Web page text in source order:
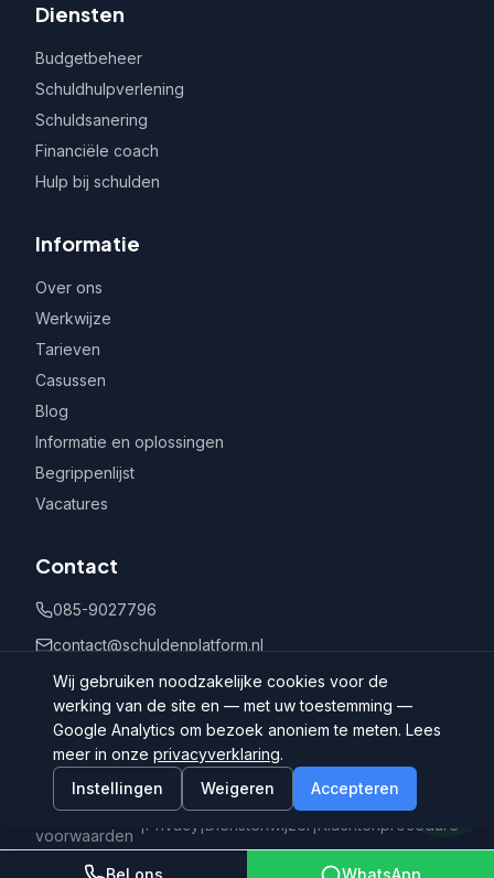
Diensten
Budgetbeheer
Schuldhulpverlening
Schuldsanering
Financiële coach
Hulp bij schulden
Informatie
Over ons
Werkwijze
Tarieven
Casussen
Blog
Informatie en oplossingen
Begrippenlijst
Vacatures
Contact
085-9027796
contact@schuldenplatform.nl
Postbus 802, 7400 AV Deventer
©
Schuldenplatform.nl
Algemene
voorwaarden
|Privacy |Dienstenwijzer |Klachtenprocedure
Bel ons WhatsApp
Wij gebruiken noodzakelijke cookies voor de
werking van de site en — met uw toestemming —
Google Analytics om bezoek anoniem te meten. Lees
meer in onze privacyverklaring.
Instellingen
Weigeren Accepteren